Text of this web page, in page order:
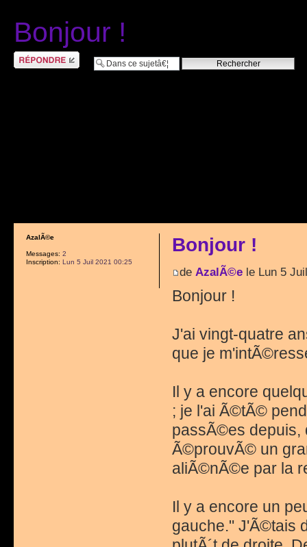
Bonjour !
RÃ©pondre
Bonjour !
de AzalÃ©ele Lun 5
Bonjour !
J'ai vingt-quatre
que je
Il y a encore
; je l'ai Ã©tÃ©
passÃ©es depuis,
Ã©prouvÃ© un
aliÃ©nÃ©e par la
Il y a encore un
gauche." J'Ã©tais
AzalÃ©e
Messages: 2
Inscription: Lun 5 Juil 2021 00:25